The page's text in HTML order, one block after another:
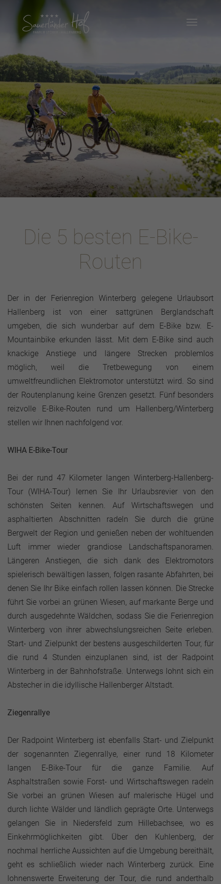
Die 5 besten E-Bike-
Routen
Der in der Ferienregion Winterberg gelegene Urlaubsort
Hallenberg ist von einer sattgrünen Berglandschaft
umgeben, die sich wunderbar auf dem E-Bike bzw. E-
Mountainbike erkunden lässt. Mit dem E-Bike sind auch
knackige Anstiege und längere Strecken problemlos
möglich, weil die Tretbewegung von einem
umweltfreundlichen Elektromotor unterstützt wird. So sind
der Routenplanung keine Grenzen gesetzt. Fünf besonders
reizvolle E-Bike-Routen rund um Hallenberg/Winterberg
stellen wir Ihnen nachfolgend vor.
WIHA E-Bike-Tour
Bei der rund 47 Kilometer langen Winterberg-Hallenberg-
Tour (WIHA-Tour) lernen Sie Ihr Urlaubsrevier von den
schönsten Seiten kennen. Auf Wirtschaftswegen und
asphaltierten Abschnitten radeln Sie durch die grüne
Bergwelt der Region und genießen neben der wohltuenden
Luft immer wieder grandiose Landschaftspanoramen.
Längeren Anstiegen, die sich dank des Elektromotors
spielerisch bewältigen lassen, folgen rasante Abfahrten, bei
denen Sie Ihr Bike einfach rollen lassen können. Die Strecke
führt Sie vorbei an grünen Wiesen, auf markante Berge und
durch ausgedehnte Wäldchen, sodass Sie die Ferienregion
Winterberg von ihrer abwechslungsreichen Seite erleben.
Start- und Zielpunkt der bestens ausgeschilderten Tour, für
die rund 4 Stunden einzuplanen sind, ist der Radpoint
Winterberg in der Bahnhofstraße. Unterwegs lohnt sich ein
Abstecher in die idyllische Hallenberger Altstadt.
Ziegenrallye
Der Radpoint Winterberg ist ebenfalls Start- und Zielpunkt
der sogenannten Ziegenrallye, einer rund 18 Kilometer
langen E-Bike-Tour für die ganze Familie. Auf
Asphaltstraßen sowie Forst- und Wirtschaftswegen radeln
Sie vorbei an grünen Wiesen auf malerische Hügel und
durch lichte Wälder und ländlich geprägte Orte. Unterwegs
gelangen Sie in Niedersfeld zum Hillebachsee, wo es
Einkehrmöglichkeiten gibt. Über den Kuhlenberg, der
nochmal herrliche Aussichten auf die Umgebung bereithält,
geht es schließlich wieder nach Winterberg zurück. Eine
lohnenswerte Erweiterung der Tour, die rund anderthalb